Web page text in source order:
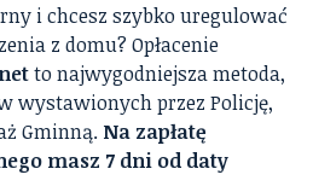
i chcesz szybko uregulować
z domu? Opłacenie
to najwygodniejsza metoda,
wystawionych przez Policję,
Gminną. Na zapłatę
masz 7 dni od daty